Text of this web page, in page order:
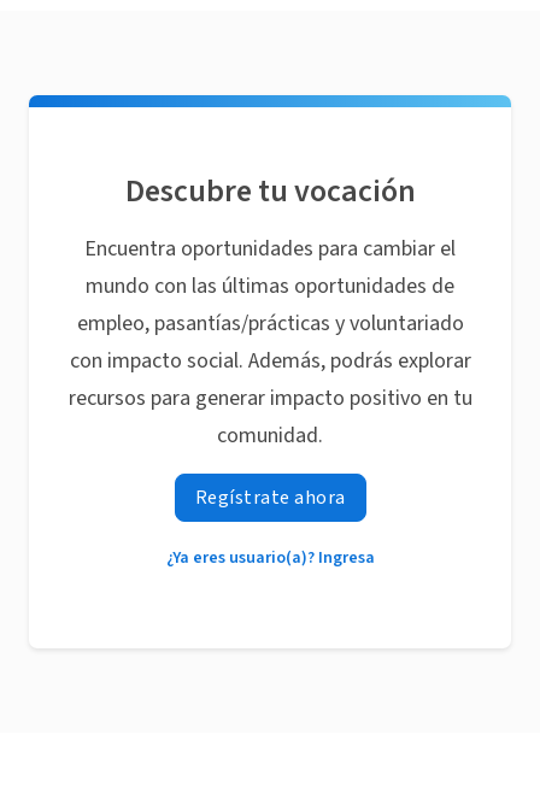
Descubre tu vocación
Encuentra oportunidades para cambiar el
mundo con las últimas oportunidades de
empleo, pasantías/prácticas y voluntariado
con impacto social. Además, podrás explorar
recursos para generar impacto positivo en tu
comunidad.
Regístrate ahora
¿Ya eres usuario(a)? Ingresa